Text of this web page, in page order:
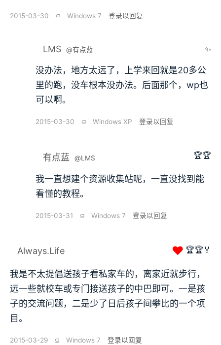
2015-03-30 ⫑ Windows 7 登录以回复
LMS @有点蓝 ✨
没办法，地方太远了，上学来回就是20多公
里的跑，没车根本没办法。后面那个，wp也
可以啊。
2015-03-30 ⫑ Windows XP 登录以回复
有点蓝 @LMS 🏆🏆
我一直想建个资源收集站呢，一直没找到能
看懂的教程。
2015-03-31 ⫑ Windows 7 登录以回复
Always.Life ❤ 🏆🏆🏅
我是不太提倡送孩子看私家车的，离家近就步行，
远一些就校车或专门接送孩子的中巴即可。一是孩
子的交流问题，二是少了日后孩子间攀比的一个项
目。
2015-03-29 ⫑ Windows 7 登录以回复